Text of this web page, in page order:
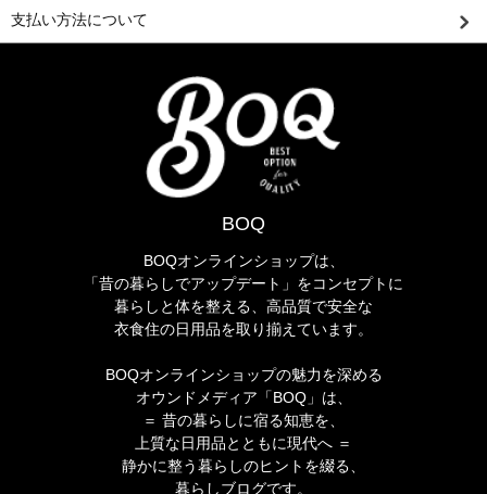
支払い方法について
BOQ
BOQオンラインショップは、
「昔の暮らしでアップデート」をコンセプトに
暮らしと体を整える、高品質で安全な
衣食住の日用品を取り揃えています。
BOQオンラインショップの魅力を深める
オウンドメディア「BOQ」は、
＝ 昔の暮らしに宿る知恵を、
上質な日用品とともに現代へ ＝
静かに整う暮らしのヒントを綴る、
暮らしブログです。